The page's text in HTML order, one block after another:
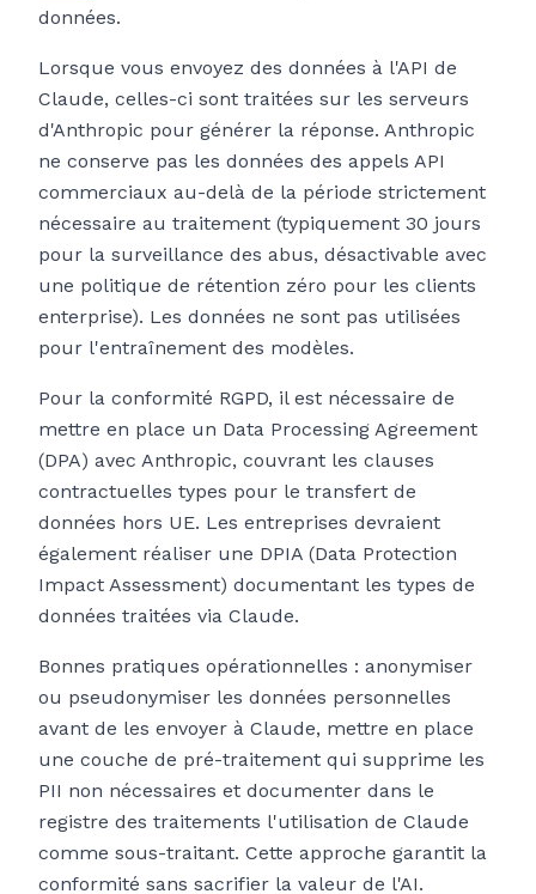
données.
Lorsque vous envoyez des données à l'API de
Claude, celles-ci sont traitées sur les serveurs
d'Anthropic pour générer la réponse. Anthropic
ne conserve pas les données des appels API
commerciaux au-delà de la période strictement
nécessaire au traitement (typiquement 30 jours
pour la surveillance des abus, désactivable avec
une politique de rétention zéro pour les clients
enterprise). Les données ne sont pas utilisées
pour l'entraînement des modèles.
Pour la conformité RGPD, il est nécessaire de
mettre en place un Data Processing Agreement
(DPA) avec Anthropic, couvrant les clauses
contractuelles types pour le transfert de
données hors UE. Les entreprises devraient
également réaliser une DPIA (Data Protection
Impact Assessment) documentant les types de
données traitées via Claude.
Bonnes pratiques opérationnelles : anonymiser
ou pseudonymiser les données personnelles
avant de les envoyer à Claude, mettre en place
une couche de pré-traitement qui supprime les
PII non nécessaires et documenter dans le
registre des traitements l'utilisation de Claude
comme sous-traitant. Cette approche garantit la
conformité sans sacrifier la valeur de l'AI.